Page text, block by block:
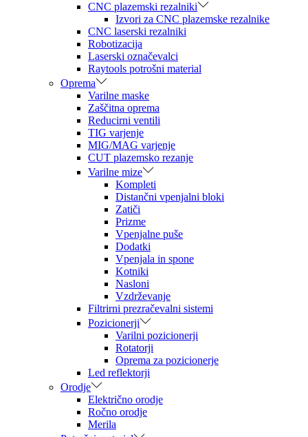
CNC plazemski rezalniki
Izvori za CNC plazemske rezalnike
CNC laserski rezalniki
Robotizacija
Laserski označevalci
Raytools potrošni material
Oprema
Varilne maske
Zaščitna oprema
Reducirni ventili
TIG varjenje
MIG/MAG varjenje
CUT plazemsko rezanje
Varilne mize
Kompleti
Distančni vpenjalni bloki
Zatiči
Prizme
Vpenjalne puše
Dodatki
Vpenjala in spone
Kotniki
Nasloni
Vzdrževanje
Filtrirni prezračevalni sistemi
Pozicionerji
Varilni pozicionerji
Rotatorji
Oprema za pozicionerje
Led reflektorji
Orodje
Električno orodje
Ročno orodje
Merila